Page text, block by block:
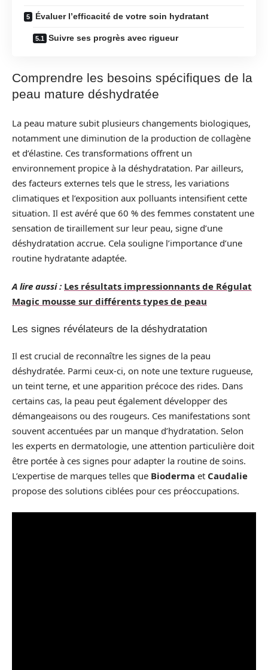
Évaluer l’efficacité de votre soin hydratant
Suivre ses progrès avec rigueur
Comprendre les besoins spécifiques de la
peau mature déshydratée
La peau mature subit plusieurs changements biologiques,
notamment une diminution de la production de collagène
et d’élastine. Ces transformations offrent un
environnement propice à la déshydratation. Par ailleurs,
des facteurs externes tels que le stress, les variations
climatiques et l’exposition aux polluants intensifient cette
situation. Il est avéré que 60 % des femmes constatent une
sensation de tiraillement sur leur peau, signe d’une
déshydratation accrue. Cela souligne l’importance d’une
routine hydratante adaptée.
A lire aussi : Les résultats impressionnants de Régulat
Magic mousse sur différents types de peau
Les signes révélateurs de la déshydratation
Il est crucial de reconnaître les signes de la peau
déshydratée. Parmi ceux-ci, on note une texture rugueuse,
un teint terne, et une apparition précoce des rides. Dans
certains cas, la peau peut également développer des
démangeaisons ou des rougeurs. Ces manifestations sont
souvent accentuées par un manque d’hydratation. Selon
les experts en dermatologie, une attention particulière doit
être portée à ces signes pour adapter la routine de soins.
L’expertise de marques telles que Bioderma et Caudalie
propose des solutions ciblées pour ces préoccupations.